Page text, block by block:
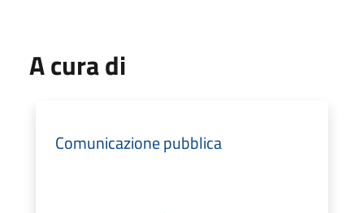
A cura di
Comunicazione pubblica